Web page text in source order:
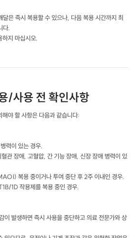
은 즉시 복용할 수 있으나, 다음 복용 시간까지 최
다.
지 마십시오.
/사용 전 확인사항
해야 할 사항은 다음과 같습니다:
력이 있는 경우.
관 장애, 고혈압, 간 기능 장애, 신장 장애 병력이 있
복용 중이거나 투여 중단 후 2주 이내인 경우.
1D 작용제를 복용 중인 경우.
이 발생하면 즉시 사용을 중단하고 의료 전문가와 상